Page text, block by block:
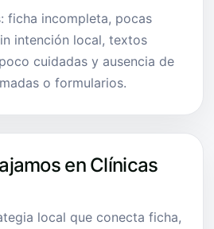
ficha incompleta, pocas
intención local, textos
cuidadas y ausencia de
o formularios.
en Clínicas
local que conecta ficha,